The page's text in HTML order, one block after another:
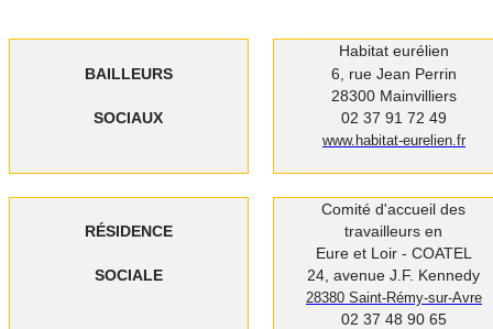
Habitat eurélien
BAILLEURS
6, rue Jean Perrin
28300 Mainvilliers
SOCIAUX
02 37 91 72 49
www.habitat-eurelien.fr
Comité d'accueil des
RÉSIDENCE
travailleurs en
Eure et Loir - COATEL
SOCIALE
24, avenue J.F. Kennedy
28380 Saint-Rémy-sur-Avre
02 37 48 90 65